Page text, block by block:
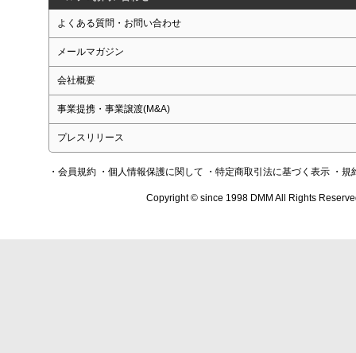
よくある質問・お問い合わせ
メールマガジン
会社概要
事業提携・事業譲渡(M&A)
プレスリリース
・会員規約 ・個人情報保護に関して ・特定商取引法に基づく表示 ・規
Copyright © since 1998 DMM All Rights